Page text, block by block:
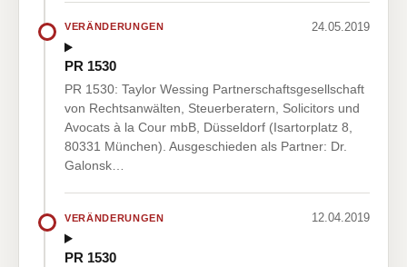
VERÄNDERUNGEN 24.05.2019
PR 1530
PR 1530: Taylor Wessing Partnerschaftsgesellschaft
von Rechtsanwälten, Steuerberatern, Solicitors und
Avocats à la Cour mbB, Düsseldorf (Isartorplatz 8,
80331 München). Ausgeschieden als Partner: Dr.
Galonsk…
VERÄNDERUNGEN 12.04.2019
PR 1530